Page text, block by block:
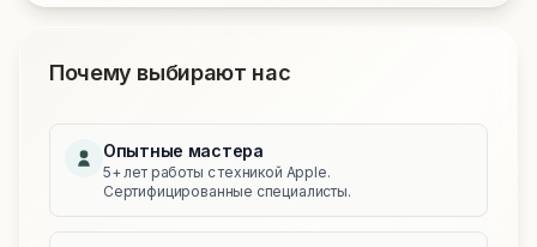
Почему выбирают нас
Опытные мастера
5+ лет работы с техникой Apple.
Сертифицированные специалисты.